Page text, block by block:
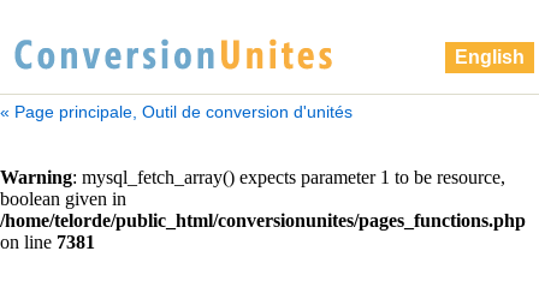
English
« Page principale, Outil de conversion d'unités